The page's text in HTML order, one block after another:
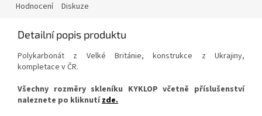
Hodnocení Diskuze
Detailní popis produktu
Polykarbonát z Velké Británie, konstrukce z Ukrajiny,
kompletace v ČR.
Všechny rozměry skleníku KYKLOP včetně příslušenství
naleznete po kliknutízde.